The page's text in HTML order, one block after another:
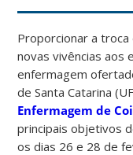
Proporcionar a
novas vivências aos
enfermagem
de Santa Catarina
Enfermagem de
principais objetivos
os dias 26 e 28 de